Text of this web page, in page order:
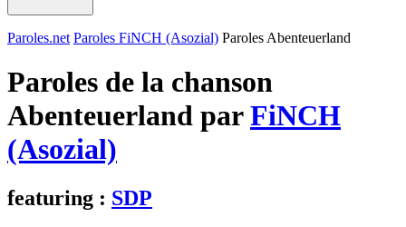
Paroles.net Paroles FiNCH (Asozial) Paroles Abenteuerland
Paroles de la chanson
Abenteuerland parFiNCH
(Asozial)
featuring : SDP